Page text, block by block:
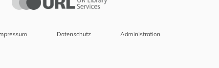
Datenschutz Administration